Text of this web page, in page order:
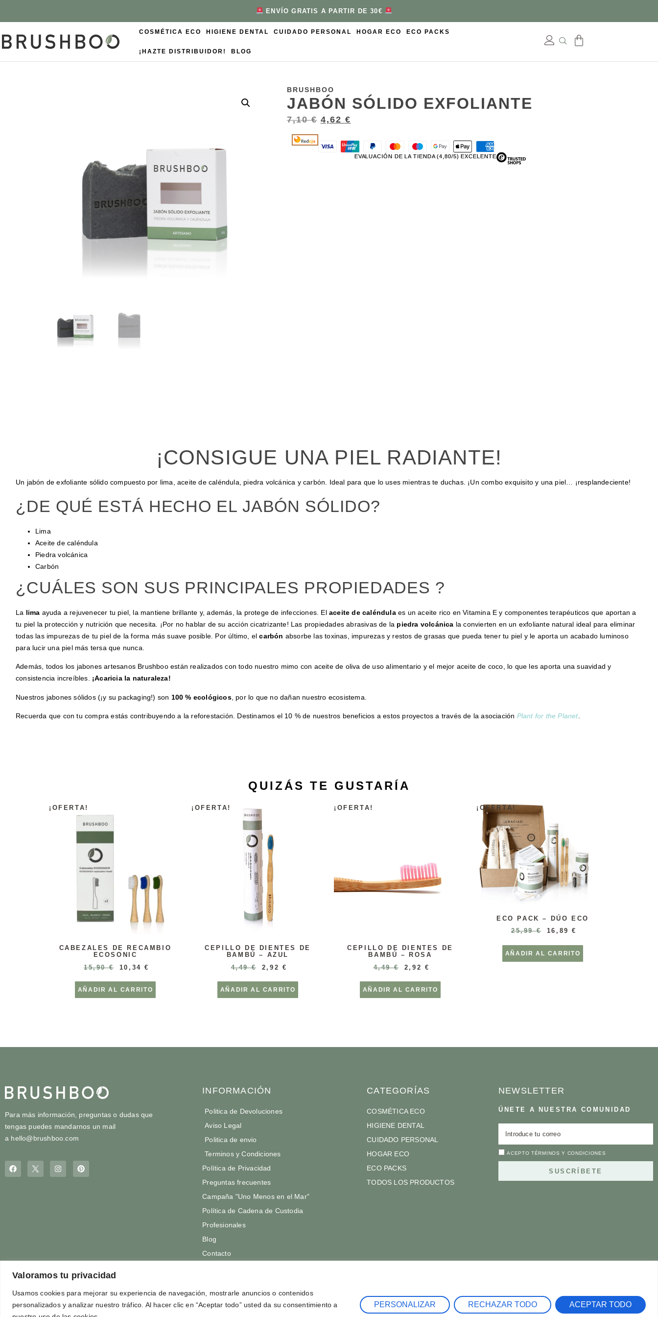
Valoramos tu privacidad
Usamos cookies para mejorar su experiencia de navegación, mostrarle anuncios o contenidos
personalizados y analizar nuestro tráfico. Al hacer clic en “Aceptar todo” usted da su consentimiento a
PERSONALIZAR RECHAZAR TODO ACEPTAR TODO
ENVÍO GRATIS A PARTIR DE 30€
COSMÉTICA ECO HIGIENE DENTAL CUIDADO PERSONAL HOGAR ECO ECO PACKS
¡HAZTE DISTRIBUIDOR! BLOG
BRUSHBOO
JABÓN SÓLIDO EXFOLIANTE
7,10€ 4,62 €
EVALUACIÓN DE LA TIENDA (4,80/5) EXCELENTE
¡CONSIGUE UNA PIEL RADIANTE!
Un jabón de exfoliante sólido compuesto por lima, aceite de caléndula, piedra volcánica y carbón. Ideal para que lo uses mientras te duchas. ¡Un combo exquisito y una piel… ¡resplandeciente!
¿DE QUÉ ESTÁ HECHO EL JABÓN SÓLIDO?
Lima
Aceite de caléndula
Piedra volcánica
Carbón
¿CUÁLES SON SUS PRINCIPALES PROPIEDADES ?
La lima ayuda a rejuvenecer tu piel, la mantiene brillante y, además, la protege de infecciones. Elaceite de caléndulaes un aceite rico en Vitamina E y componentes terapéuticos que aportan a
tu piel la protección y nutrición que necesita. ¡Por no hablar de su acción cicatrizante! Las propiedades abrasivas de la piedra volcánica la convierten en un exfoliante natural ideal para eliminar
todas las impurezas de tu piel de la forma más suave posible. Por último, elcarbón absorbe las toxinas, impurezas y restos de grasas que pueda tener tu piel y le aporta un acabado luminoso
para lucir una piel más tersa que nunca.
Además, todos los jabones artesanos Brushboo están realizados con todo nuestro mimo con aceite de oliva de uso alimentario y el mejor aceite de coco, lo que les aporta una suavidad y
consistencia increíbles. ¡Acaricia la naturaleza!
Nuestros jabones sólidos (¡y su packaging!) son 100 % ecológicos, por lo que no dañan nuestro ecosistema.
Recuerda que con tu compra estás contribuyendo a la reforestación. Destinamos el 10 % de nuestros beneficios a estos proyectos a través de la asociación Plant for the Planet.
QUIZÁS TE GUSTARÍA
¡OFERTA!
CABEZALES DE RECAMBIO
ECOSONIC
15,90€ 10,34€
AÑADIR AL CARRITO
¡OFERTA!
CEPILLO DE DIENTES DE
BAMBÚ – AZUL
4,49€ 2,92 €
AÑADIR AL CARRITO
¡OFERTA!
CEPILLO DE DIENTES DE
BAMBÚ – ROSA
4,49€ 2,92 €
AÑADIR AL CARRITO
¡OFERTA!
ECO PACK – DÚO ECO
25,99€ 16,89€
AÑADIR AL CARRITO
Para más información, preguntas o dudas que
tengas puedes mandarnos un mail
a hello@brushboo.com
INFORMACIÓN
Politica de Devoluciones
Aviso Legal
Politica de envio
Terminos y Condiciones
Política de Privacidad
Preguntas frecuentes
Campaña "Uno Menos en el Mar"
Política de Cadena de Custodia
Profesionales
Blog
Contacto
CATEGORÍAS
COSMÉTICA ECO
HIGIENE DENTAL
CUIDADO PERSONAL
HOGAR ECO
ECO PACKS
TODOS LOS PRODUCTOS
NEWSLETTER
ÚNETE A NUESTRA COMUNIDAD
ACEPTOTÉRMINOS Y CONDICIONES
SUSCRÍBETE
©2024 BRUSHBOO | PRODUCTOS ECOLÓGICOS.